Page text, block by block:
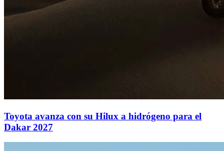
Toyota avanza con su Hilux a hidrógeno para el
Dakar 2027